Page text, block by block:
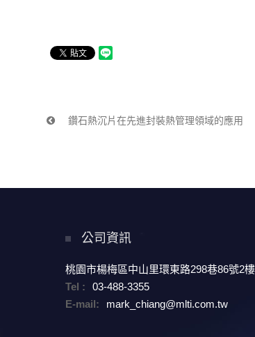
鑽石熱沉片在先進封裝熱管理領域的應用
公司資訊
桃園市楊梅區中山里環東路298巷86號2樓
Tel :
03-488-3355
E-mail:
mark_chiang@mlti.com.tw